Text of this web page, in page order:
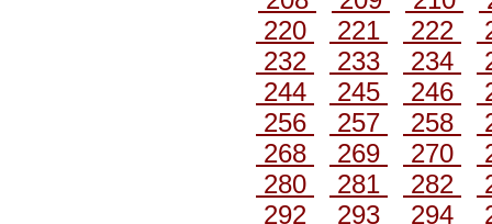
220
221 222
232
233 234
244
245 246
256
257 258
268
269 270
280
281 282
292
293 294